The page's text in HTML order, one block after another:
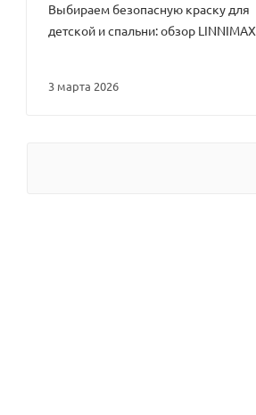
3 марта 2026
Выбираем безопасную краску для
детской и спальни: обзор LINNIMAX